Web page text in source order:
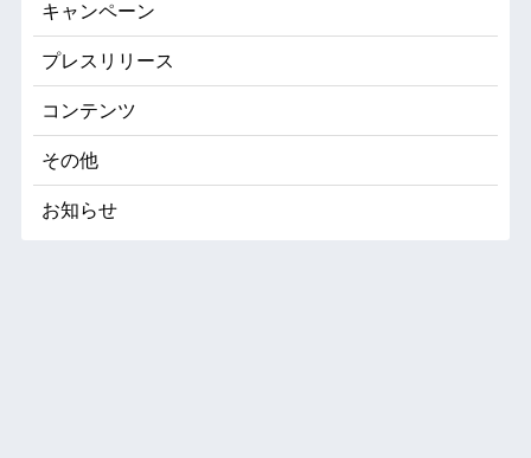
キャンペーン
プレスリリース
コンテンツ
その他
お知らせ